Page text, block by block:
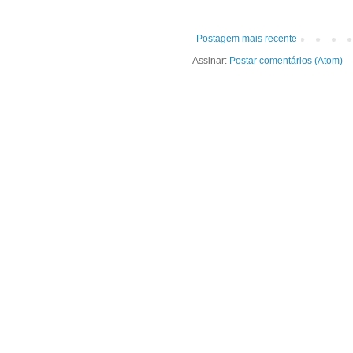
Postagem mais recente
Assinar: Postar comentários (Atom)